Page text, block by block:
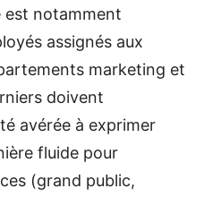
est notamment
assignés aux
marketing et
doivent
avérée à exprimer
fluide pour
(grand public,